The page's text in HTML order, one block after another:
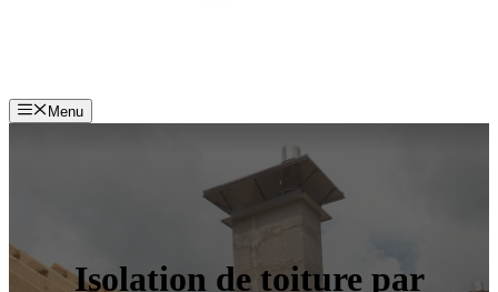
Menu
Isolation de toiture par